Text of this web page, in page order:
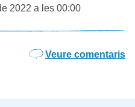
2022 a les 00:00
Veure comentaris